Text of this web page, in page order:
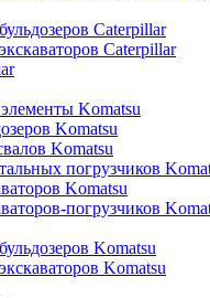
Caterpillar
Caterpillar
Komatsu
Komatsu
Komatsu
погрузчиков
Komatsu
погрузчиков
Komatsu
Komatsu